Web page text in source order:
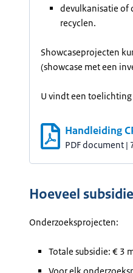
devulkanisatie of
recyclen.
Showcaseprojecten
(showcase met een
U vindt een
Handleiding
PDF document |
Hoeveel
Onderzoeksprojecten:
Totale subsidie: € 3